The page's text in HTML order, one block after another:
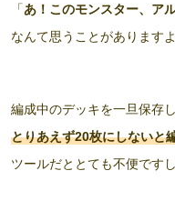
「あ！このモンスター、ア
なんて思うことがあります
編成中のデッキを一旦保存
とりあえず20枚にしないと
ツールだととても不便です